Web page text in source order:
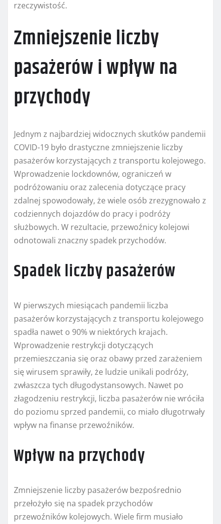
rzeczywistość.
Zmniejszenie liczby
pasażerów i wpływ na
przychody
Jednym z najbardziej widocznych skutków pandemii
COVID-19 było drastyczne zmniejszenie liczby
pasażerów korzystających z transportu kolejowego.
Wprowadzenie lockdownów, ograniczeń w
podróżowaniu oraz zalecenia dotyczące pracy
zdalnej spowodowały, że wiele osób zrezygnowało z
codziennych dojazdów do pracy i podróży
służbowych. W rezultacie, przewoźnicy kolejowi
odnotowali znaczny spadek przychodów.
Spadek liczby pasażerów
W pierwszych miesiącach pandemii liczba
pasażerów korzystających z transportu kolejowego
spadła nawet o 90% w niektórych krajach.
Wprowadzenie restrykcji dotyczących
przemieszczania się oraz obawy przed zarażeniem
się wirusem sprawiły, że ludzie unikali podróży,
zwłaszcza tych długodystansowych. Nawet po
złagodzeniu restrykcji, liczba pasażerów nie wróciła
do poziomu sprzed pandemii, co miało długotrwały
wpływ na finanse przewoźników.
Wpływ na przychody
Zmniejszenie liczby pasażerów bezpośrednio
przełożyło się na spadek przychodów
przewoźników kolejowych. Wiele firm musiało